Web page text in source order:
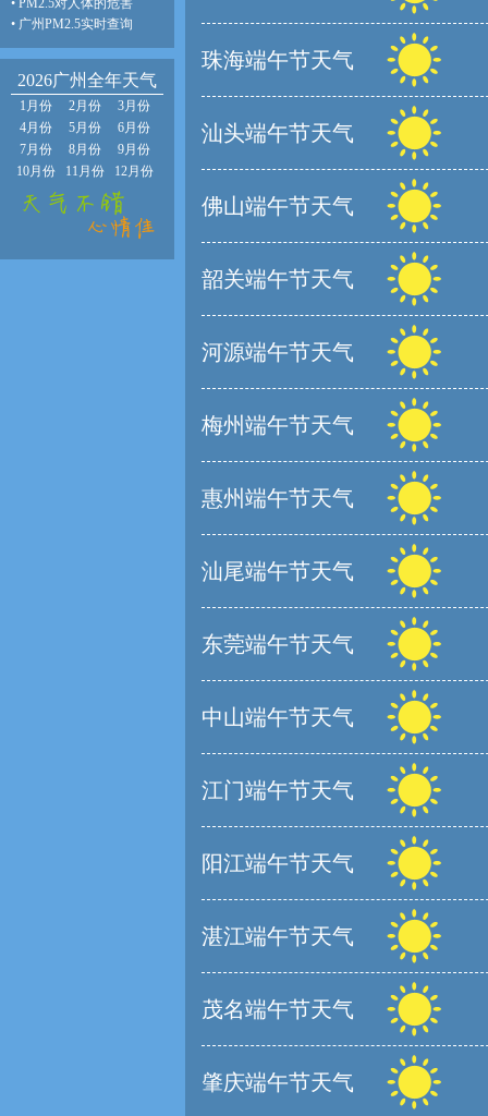
• PM2.5对人体的危害
• 广州PM2.5实时查询
2026广州全年天气
1月份 2月份
3月份
4月份
5月份
6月份
7月份
8月份
9月份
10月份
11月份 12月份
珠海端午节天气
汕头端午节天气
佛山端午节天气
韶关端午节天气
河源端午节天气
梅州端午节天气
惠州端午节天气
汕尾端午节天气
东莞端午节天气
中山端午节天气
江门端午节天气
阳江端午节天气
湛江端午节天气
茂名端午节天气
肇庆端午节天气